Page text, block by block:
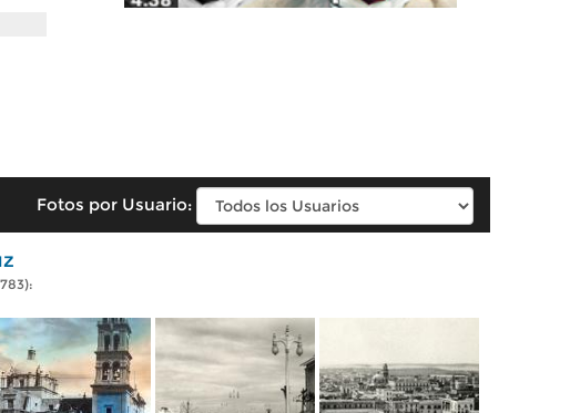
Fotos por Usuario: